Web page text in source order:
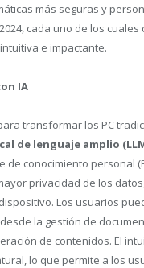
más seguras y
cada uno de los
e impactante.
IA
transformar los PC
de lenguaje amplio
conocimiento personal
privacidad de los
Los usuarios
la gestión de
de contenidos. El
lo que permite a los